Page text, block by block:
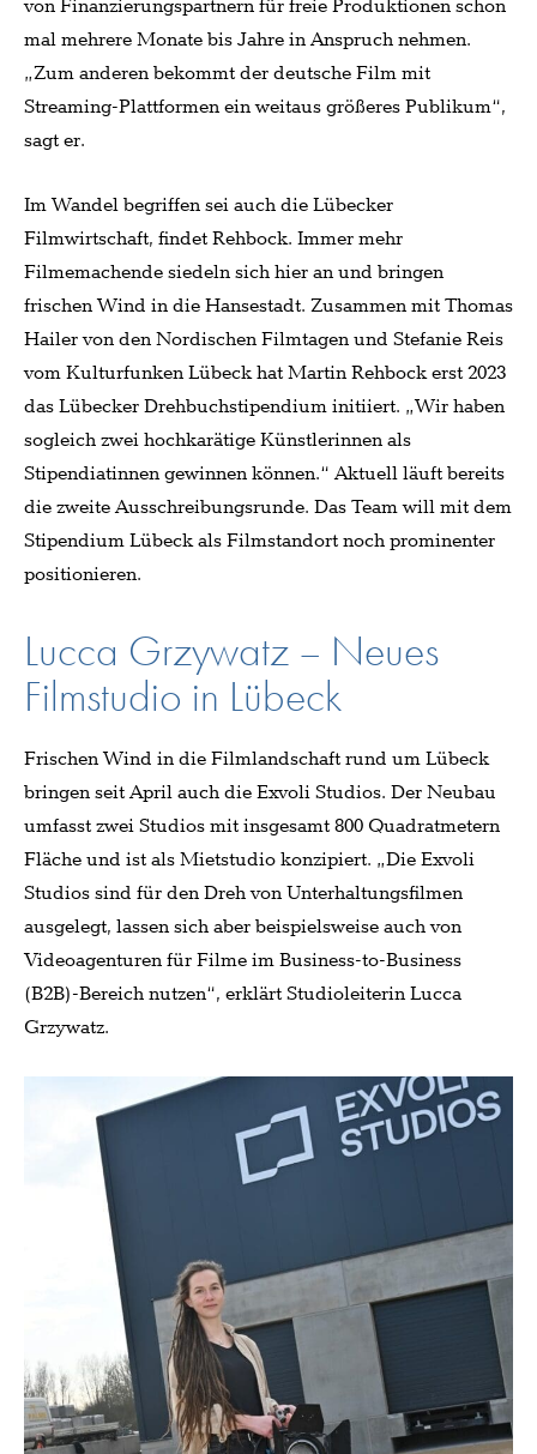
von Finanzierungspartnern für freie Produktionen schon
mal mehrere Monate bis Jahre in Anspruch nehmen.
„Zum anderen bekommt der deutsche Film mit
Streaming-Plattformen ein weitaus größeres Publikum“,
sagt er.
Im Wandel begriffen sei auch die Lübecker
Filmwirtschaft, findet Rehbock. Immer mehr
Filmemachende siedeln sich hier an und bringen
frischen Wind in die Hansestadt. Zusammen mit Thomas
Hailer von den Nordischen Filmtagen und Stefanie Reis
vom Kulturfunken Lübeck hat Martin Rehbock erst 2023
das Lübecker Drehbuchstipendium initiiert. „Wir haben
sogleich zwei hochkarätige Künstlerinnen als
Stipendiatinnen gewinnen können.“ Aktuell läuft bereits
die zweite Ausschreibungsrunde. Das Team will mit dem
Stipendium Lübeck als Filmstandort noch prominenter
positionieren.
Lucca Grzywatz – Neues
Filmstudio in Lübeck
Frischen Wind in die Filmlandschaft rund um Lübeck
bringen seit April auch die Exvoli Studios. Der Neubau
umfasst zwei Studios mit insgesamt 800 Quadratmetern
Fläche und ist als Mietstudio konzipiert. „Die Exvoli
Studios sind für den Dreh von Unterhaltungsfilmen
ausgelegt, lassen sich aber beispielsweise auch von
Videoagenturen für Filme im Business-to-Business
(B2B)-Bereich nutzen“, erklärt Studioleiterin Lucca
Grzywatz.